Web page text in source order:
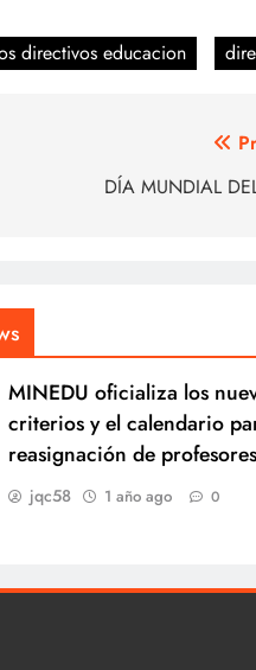
directivos educacion
DÍA MUNDIAL
MINEDU oficializa los
criterios y el calendario
reasignación de
jqc58 1 año ago 0